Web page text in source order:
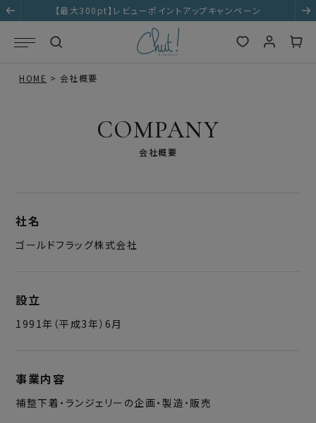
【最大300pt】レビューポイントアップキャンペーン
HOME 会社概要
COMPANY
会社概要
社名
ゴールドフラッグ株式会社
設立
1991年（平成3年）6月
事業内容
補整下着・ランジェリーの企画・製造・販売